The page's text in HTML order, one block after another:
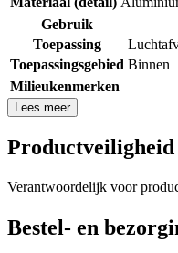
Gebruik
Toepassing
Toepassingsgebied Binnen
Milieukenmerken
Lees meer
Productveiligheid
Verantwoordelijk voor
Bestel- en